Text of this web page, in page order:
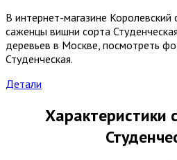
В интернет-магазине
саженцы вишни сорта
деревьев в Москве, посмотреть
Студенческая.
Детали
Характеристики